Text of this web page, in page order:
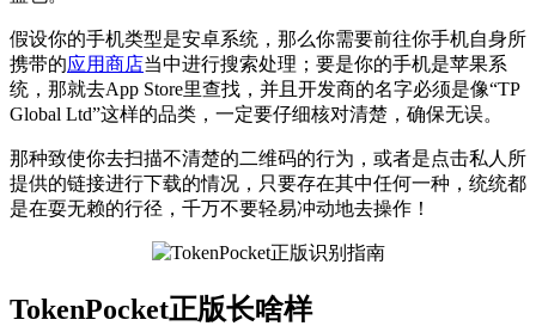
假设你的手机类型是安卓系统，那么你需要前往你手机自身所
携带的应用商店当中进行搜索处理；要是你的手机是苹果系
统，那就去App Store里查找，并且开发商的名字必须是像“TP
Global Ltd”这样的品类，一定要仔细核对清楚，确保无误。
那种致使你去扫描不清楚的二维码的行为，或者是点击私人所
提供的链接进行下载的情况，只要存在其中任何一种，统统都
是在耍无赖的行径，千万不要轻易冲动地去操作！
TokenPocket正版长啥样